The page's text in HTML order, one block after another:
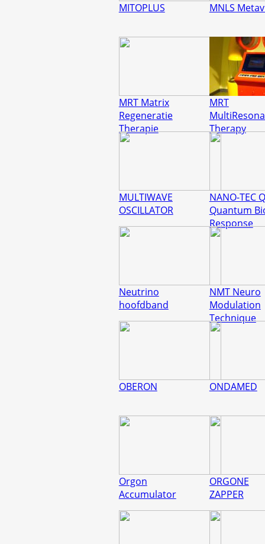
MITOPLUS MNLS
MRT Matrix
Regeneratie
Therapie
MRT
Therapy
MULTIWAVE
OSCILLATOR
NANO-TEC
Quantum
Response
Neutrino
hoofdband
NMT Neuro
Modulation
Technique
OBERON ONDAMED
Orgon
Accumulator
ORGONE
ZAPPER